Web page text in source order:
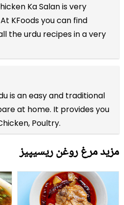
Ka Salan is very
KFoods you can find
theurdu recipesin a very
is an easy and traditional
at home. It provides you
Poultry.
مزید مرغ روغن ریسیپیز